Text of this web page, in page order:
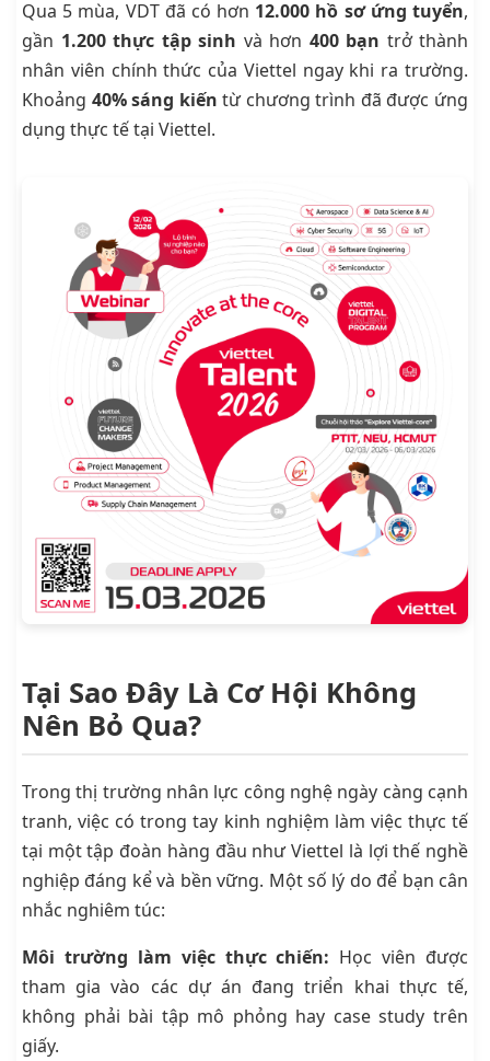
Qua 5 mùa, VDT đã có hơn 12.000 hồ sơ ứng tuyển,
gần 1.200 thực tập sinh và hơn 400 bạn trở thành
nhân viên chính thức của Viettel ngay khi ra trường.
Khoảng 40% sáng kiến từ chương trình đã được ứng
dụng thực tế tại Viettel.
Tại Sao Đây Là Cơ Hội Không
Nên Bỏ Qua?
Trong thị trường nhân lực công nghệ ngày càng cạnh
tranh, việc có trong tay kinh nghiệm làm việc thực tế
tại một tập đoàn hàng đầu như Viettel là lợi thế nghề
nghiệp đáng kể và bền vững. Một số lý do để bạn cân
nhắc nghiêm túc:
Môi trường làm việc thực chiến: Học viên được
tham gia vào các dự án đang triển khai thực tế,
không phải bài tập mô phỏng hay case study trên
giấy.